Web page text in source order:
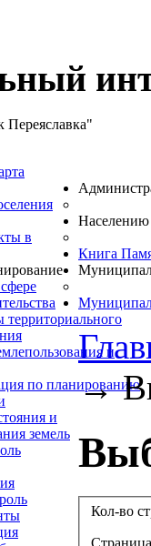
Переяславка"
в
и
по планированию
и
земель
Населению
Книга
→
Кол-во